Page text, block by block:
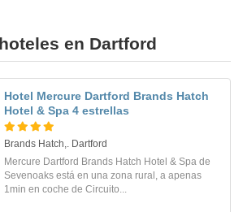
en Dartford
Hotel Mercure Dartford Brands Hatch
Hotel & Spa 4 estrellas
Brands Hatch,. Dartford
Mercure Dartford Brands Hatch Hotel & Spa de
Sevenoaks está en una zona rural, a apenas
1min en coche de Circuito...